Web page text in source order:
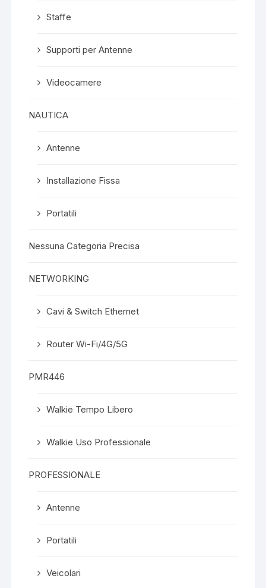
Staffe
Supporti per Antenne
Videocamere
NAUTICA
Antenne
Installazione Fissa
Portatili
Nessuna Categoria Precisa
NETWORKING
Cavi & Switch Ethernet
Router Wi-Fi/4G/5G
PMR446
Walkie Tempo Libero
Walkie Uso Professionale
PROFESSIONALE
Antenne
Portatili
Veicolari